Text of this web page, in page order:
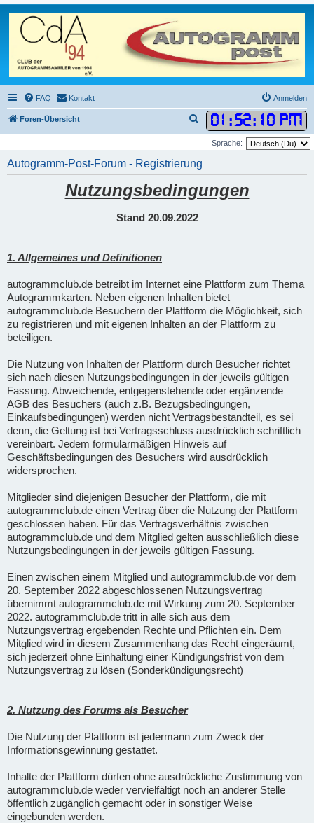
FAQ Kontakt Anmelden
Foren-Übersicht 01 :52: 11 PM
u
h
e
Sprache:
Autogramm-Post-Forum - Registrierung
Nutzungsbedingungen
Stand 20.09.2022
1. Allgemeines und Definitionen
autogrammclub.de betreibt im Internet eine Plattform zum Thema
Autogrammkarten. Neben eigenen Inhalten bietet
autogrammclub.de Besuchern der Plattform die Möglichkeit, sich
zu registrieren und mit eigenen Inhalten an der Plattform zu
beteiligen.
Die Nutzung von Inhalten der Plattform durch Besucher richtet
sich nach diesen Nutzungsbedingungen in der jeweils gültigen
Fassung. Abweichende, entgegenstehende oder ergänzende
AGB des Besuchers (auch z.B. Bezugsbedingungen,
Einkaufsbedingungen) werden nicht Vertragsbestandteil, es sei
denn, die Geltung ist bei Vertragsschluss ausdrücklich schriftlich
vereinbart. Jedem formularmäßigen Hinweis auf
Geschäftsbedingungen des Besuchers wird ausdrücklich
widersprochen.
Mitglieder sind diejenigen Besucher der Plattform, die mit
autogrammclub.de einen Vertrag über die Nutzung der Plattform
geschlossen haben. Für das Vertragsverhältnis zwischen
autogrammclub.de und dem Mitglied gelten ausschließlich diese
Nutzungsbedingungen in der jeweils gültigen Fassung.
Einen zwischen einem Mitglied und autogrammclub.de vor dem
20. September 2022 abgeschlossenen Nutzungsvertrag
übernimmt autogrammclub.de mit Wirkung zum 20. September
2022. autogrammclub.de tritt in alle sich aus dem
Nutzungsvertrag ergebenden Rechte und Pflichten ein. Dem
Mitglied wird in diesem Zusammenhang das Recht eingeräumt,
sich jederzeit ohne Einhaltung einer Kündigungsfrist von dem
Nutzungsvertrag zu lösen (Sonderkündigungsrecht)
2. Nutzung des Forums als Besucher
Die Nutzung der Plattform ist jedermann zum Zweck der
Informationsgewinnung gestattet.
Inhalte der Plattform dürfen ohne ausdrückliche Zustimmung von
autogrammclub.de weder vervielfältigt noch an anderer Stelle
öffentlich zugänglich gemacht oder in sonstiger Weise
eingebunden werden.